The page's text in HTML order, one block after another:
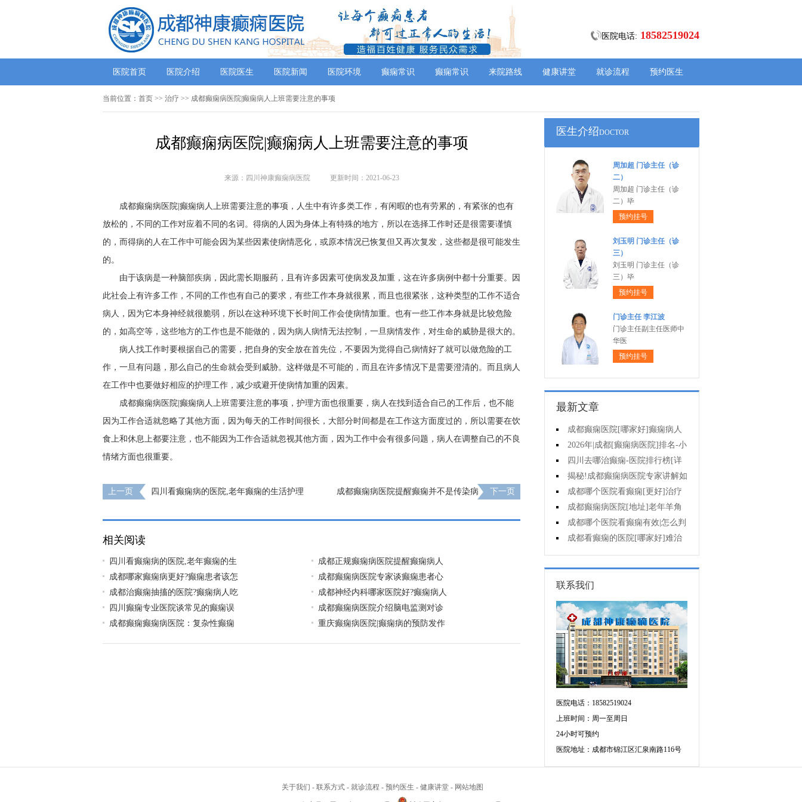
医院电话: 18582519024
医院首页 医院介绍 医院医生 医院新闻 医院环境 癫痫常识 癫痫常识 来院路线 健康讲堂 就诊流程 预约医生
当前位置： 首页 >> 治疗 >> 成都癫痫病医院|癫痫病人上班需要注意的事项
成都癫痫病医院|癫痫病人上班需要注意的事项
来源：四川神康癫痫病医院 更新时间：2021-06-23
成都癫痫病医院|癫痫病人上班需要注意的事项，人生中有许多类工作，有闲暇的也有劳累的，有紧张的也有
放松的，不同的工作对应着不同的名词。得病的人因为身体上有特殊的地方，所以在选择工作时还是很需要谨慎
的，而得病的人在工作中可能会因为某些因素使病情恶化，或原本情况已恢复但又再次复发，这些都是很可能发生
的。
由于该病是一种脑部疾病，因此需长期服药，且有许多因素可使病发及加重，这在许多病例中都十分重要。因
此社会上有许多工作，不同的工作也有自己的要求，有些工作本身就很累，而且也很紧张，这种类型的工作不适合
病人，因为它本身神经就很脆弱，所以在这种环境下长时间工作会使病情加重。也有一些工作本身就是比较危险
的，如高空等，这些地方的工作也是不能做的，因为病人病情无法控制，一旦病情发作，对生命的威胁是很大的。
病人找工作时要根据自己的需要，把自身的安全放在首先位，不要因为觉得自己病情好了就可以做危险的工
作，一旦有问题，那么自己的生命就会受到威胁。这样做是不可能的，而且在许多情况下是需要澄清的。而且病人
在工作中也要做好相应的护理工作，减少或避开使病情加重的因素。
成都癫痫病医院|癫痫病人上班需要注意的事项，护理方面也很重要，病人在找到适合自己的工作后，也不能
因为工作合适就忽略了其他方面，因为每天的工作时间很长，大部分时间都是在工作这方面度过的，所以需要在饮
食上和休息上都要注意，也不能因为工作合适就忽视其他方面，因为工作中会有很多问题，病人在调整自己的不良
情绪方面也很重要。
上一页 四川看癫痫病的医院,老年癫痫的生活护理 成都癫痫病医院提醒癫痫并不是传染病 下一页
相关阅读
四川看癫痫病的医院,老年癫痫的生
成都正规癫痫病医院提醒癫痫病人
成都哪家癫痫病更好?癫痫患者该怎
成都癫痫病医院专家谈癫痫患者心
成都治癫痫抽搐的医院?癫痫病人吃
成都神经内科哪家医院好?癫痫病人
四川癫痫专业医院谈常见的癫痫误
成都癫痫病医院介绍脑电监测对诊
成都癫痫癫痫病医院：复杂性癫痫
重庆癫痫病医院|癫痫病的预防发作
医生介绍DOCTOR
周加超 门诊主任（诊
二）
周加超 门诊主任（诊
二）毕
预约挂号
刘玉明 门诊主任（诊
三）
刘玉明 门诊主任（诊
三）毕
预约挂号
门诊主任 李江波
门诊主任副主任医师中
华医
预约挂号
最新文章
成都癫痫医院[哪家好]癫痫病人
能活多久?
2026年|成都[癫痫病医院]排名-小
儿癫痫症状是什么?
四川去哪治癫痫-医院排行榜[详
细排名]儿童癫痫治疗要注意什么?
揭秘!成都癫痫病医院专家讲解如
何避免癫痫病的遗传给孩子?
成都哪个医院看癫痫[更好]治疗
癫痫的药物不良反应是什么?
成都癫痫病医院[地址]老年羊角
风心理怎么调整?
成都哪个医院看癫痫有效|怎么判
断癫痫有没有发作?
成都看癫痫的医院[哪家好]难治
性癫痫怎么治疗呢?
联系我们
医院电话：18582519024
上班时间：周一至周日
24小时可预约
医院地址：成都市锦江区汇泉南路116号
关于我们 - 联系方式 - 就诊流程 - 预约医生 - 健康讲堂 - 网站地图